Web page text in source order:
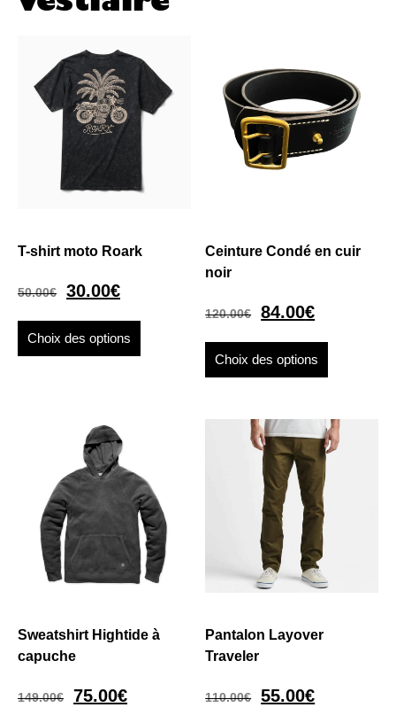
T-shirt moto Roark
50.00€ 30.00€
Choix des options
Ceinture Condé en cuir
noir
120.00€ 84.00€
Choix des options
Sweatshirt Hightide à
capuche
149.00€ 75.00€
Pantalon Layover
Traveler
110.00€ 55.00€